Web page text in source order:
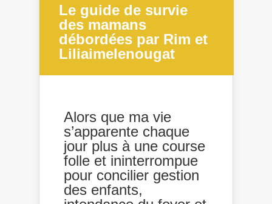
Le guide de survie
des mamans
débordées par Rim et
Liliaimelenougat
Alors que ma vie
s’apparente chaque
jour plus à une course
folle et ininterrompue
pour concilier gestion
des enfants,